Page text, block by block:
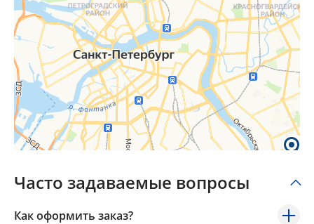
Часто задаваемые вопросы
Как оформить заказ?
Popup Title
×
Popup Content